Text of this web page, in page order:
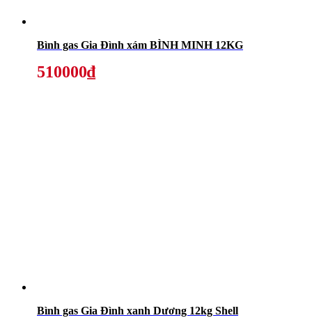
Bình gas Gia Đình xám BÌNH MINH 12KG
510000₫
Bình gas Gia Đình xanh Dương 12kg Shell